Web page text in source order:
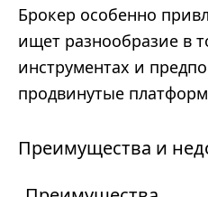
Брокер особенно
ищет разнообразие в
инструментах и
продвинутые
Преимущества и